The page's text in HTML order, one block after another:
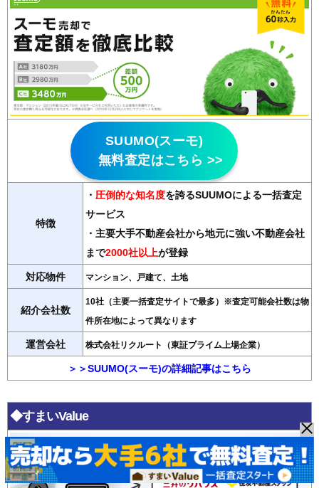
SUUMO(スーモ)
無料査定はこちら >>
特徴
・ 圧倒的な知名度を誇るSUUMOによる一括査定
サービス
・主要大手不動産会社から地元に強い不動産会社
まで2000社以上が登録
対応物件 マンション、戸建て、土地
紹介会社数
10社（主要一括査定サイトで最多）※査定可能会社数は物
件所在地によって異なります
運営会社 株式会社リクルート（東証プライム上場企業）
＞＞SUUMO(スーモ)の詳細記事はこちら
◆すまいValue